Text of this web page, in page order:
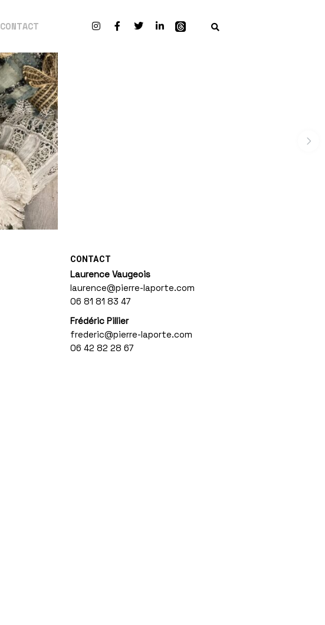
CONTACT
CONTACT
Laurence Vaugeois
laurence@pierre-laporte.com
06 81 81 83 47
Frédéric Pillier
frederic@pierre-laporte.com
06 42 82 28 67